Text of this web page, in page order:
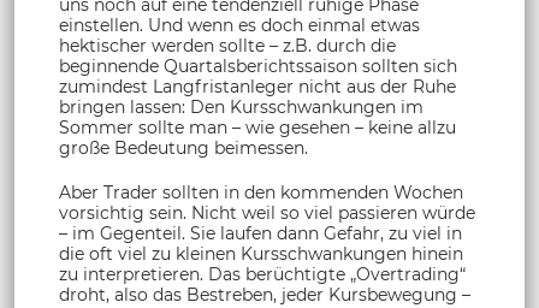
uns noch auf eine tendenziell ruhige Phase
einstellen. Und wenn es doch einmal etwas
hektischer werden sollte – z.B. durch die
beginnende Quartalsberichtssaison sollten sich
zumindest Langfristanleger nicht aus der Ruhe
bringen lassen: Den Kursschwankungen im
Sommer sollte man – wie gesehen – keine allzu
große Bedeutung beimessen.
Aber Trader sollten in den kommenden Wochen
vorsichtig sein. Nicht weil so viel passieren würde
– im Gegenteil. Sie laufen dann Gefahr, zu viel in
die oft viel zu kleinen Kursschwankungen hinein
zu interpretieren. Das berüchtigte „Overtrading“
droht, also das Bestreben, jeder Kursbewegung –